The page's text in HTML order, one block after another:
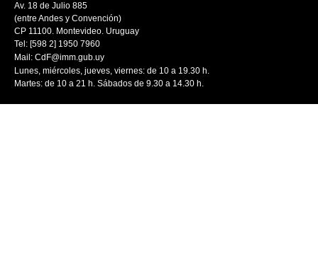
Av. 18 de Julio 885
(entre Andes y Convención)
CP 11100. Montevideo. Uruguay
Tel: [598 2] 1950 7960
Mail: CdF@imm.gub.uy
Lunes, miércoles, jueves, viernes: de 10 a 19.30 h.
Martes: de 10 a 21 h. Sábados de 9.30 a 14.30 h.